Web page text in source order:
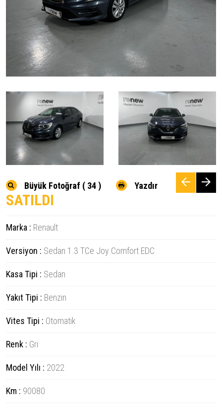
Büyük Fotoğraf ( 34 ) Yazdır
SATILDI
Marka : Renault
Versiyon : Sedan 1.3 TCe Joy Comfort EDC
Kasa Tipi : Sedan
Yakıt Tipi : Benzin
Vites Tipi : Otomatik
Renk : Gri
Model Yılı : 2022
Km : 90080